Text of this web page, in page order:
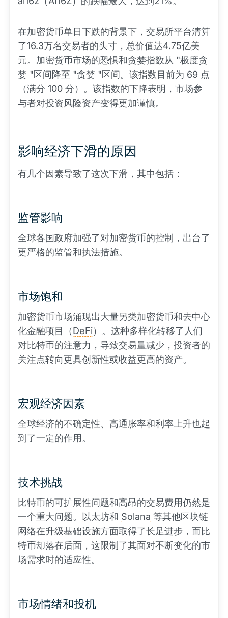
在加密货币单日下跌的背景下，交易所平台清算
了16.3万名交易者的头寸，总价值达4.75亿美
元。加密货币市场的恐惧和贪婪指数从 "极度贪
婪 "区间降至 "贪婪 "区间。该指数目前为 69 点
（满分 100 分）。该指数的下降表明，市场参
与者对投资风险资产变得更加谨慎。
影响经济下滑的原因
有几个因素导致了这次下滑，其中包括：
监管影响
全球各国政府加强了对加密货币的控制，出台了
更严格的监管和执法措施。
市场饱和
加密货币市场涌现出大量另类加密货币和去中心
化金融项目（DeFi）。这种多样化转移了人们
对比特币的注意力，导致交易量减少，投资者的
关注点转向更具创新性或收益更高的资产。
宏观经济因素
全球经济的不确定性、高通胀率和利率上升也起
到了一定的作用。
技术挑战
比特币的可扩展性问题和高昂的交易费用仍然是
一个重大问题。
以太坊和 Solana 等其他区块链
网络在升级基础设施方面取得了长足进步，而比
特币却落在后面，这限制了其面对不断变化的市
场需求时的适应性。
市场情绪和投机